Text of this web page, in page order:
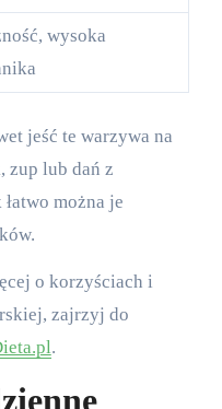
wysoka
jeść te warzywa na
zup lub dań z
można je
o korzyściach i
zajrzyj do
.